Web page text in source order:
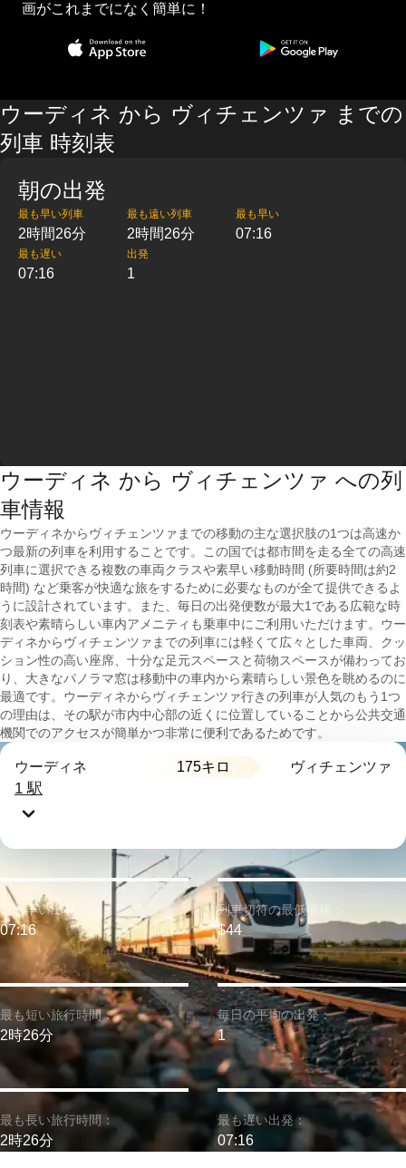
画がこれまでになく簡単に！
ウーディネ から ヴィチェンツァ までの
列車 時刻表
朝の出発
最も早い列車
2時間26分
最も遠い列車
2時間26分
最も早い
07:16
最も遅い
07:16
出発
1
ウーディネ から ヴィチェンツァ への列
車情報
ウーディネからヴィチェンツァまでの移動の主な選択肢の1つは高速か
つ最新の列車を利用することです。この国では都市間を走る全ての高速
列車に選択できる複数の車両クラスや素早い移動時間 (所要時間は約2
時間) など乗客が快適な旅をするために必要なものが全て提供できるよ
うに設計されています。また、毎日の出発便数が最大1である広範な時
刻表や素晴らしい車内アメニティも乗車中にご利用いただけます。ウー
ディネからヴィチェンツァまでの列車には軽くて広々とした車両、クッ
ション性の高い座席、十分な足元スペースと荷物スペースが備わってお
り、大きなパノラマ窓は移動中の車内から素晴らしい景色を眺めるのに
最適です。ウーディネからヴィチェンツァ行きの列車が人気のもう1つ
の理由は、その駅が市内中心部の近くに位置していることから公共交通
機関でのアクセスが簡単かつ非常に便利であるためです。
ウーディネ 175キロ ヴィチェンツァ
1 駅
最も短い旅行時間：
2時26分
最も早い出発：
07:16
最も長い旅行時間：
2時26分
列車切符の最低価格：
$44
毎日の平均の出発：
1
最も遅い出発：
07:16